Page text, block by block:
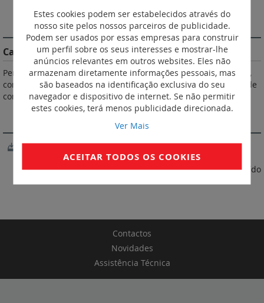
DESCRIÇÃO
Características do Produto
Permite selecionar manualmente os circuitos a medir. Permite,
com um só amperímetro ligado por TI, medir as intensidades de
corrente de um circuito trifásico. Montagem em calha DIN.
SOFTWARE
XL Pro3
* Preço referente à tabela 05/2026. IVA não incluído
Contactos
Novidades
Assistência Técnica
Estes cookies podem ser estabelecidos através do
nosso site pelos nossos parceiros de publicidade.
Podem ser usados por essas empresas para construir
um perfil sobre os seus interesses e mostrar-lhe
anúncios relevantes em outros websites. Eles não
armazenam diretamente informações pessoais, mas
são baseados na identificação exclusiva do seu
navegador e dispositivo de internet. Se não permitir
estes cookies, terá menos publicidade direcionada.
Ver Mais
ACEITAR TODOS OS COOKIES